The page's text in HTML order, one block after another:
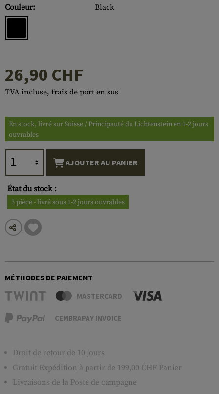
Couleur:
Black
26,90 CHF
TVA incluse, frais de port en sus
En stock, livré sur Suisse / Principauté du Lichtenstein en 1-2 jours
ouvrables
AJOUTER AU PANIER
État du stock :
3 pièce - livré sous 1-2 jours ouvrables
MÉTHODES DE PAIEMENT
MASTERCARD
CEMBRAPAY INVOICE
Droit de retour de 10 jours
Gratuit Expédition à partir de 199,00 CHF Panier
Livraisons de la Poste de campagne